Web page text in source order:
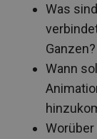
Was
Ganzen?
Wann